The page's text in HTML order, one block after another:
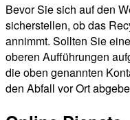
Bevor Sie sich auf den
sicherstellen, ob das
annimmt. Sollten Sie
oberen Aufführungen
die oben genannten
den Abfall vor Ort